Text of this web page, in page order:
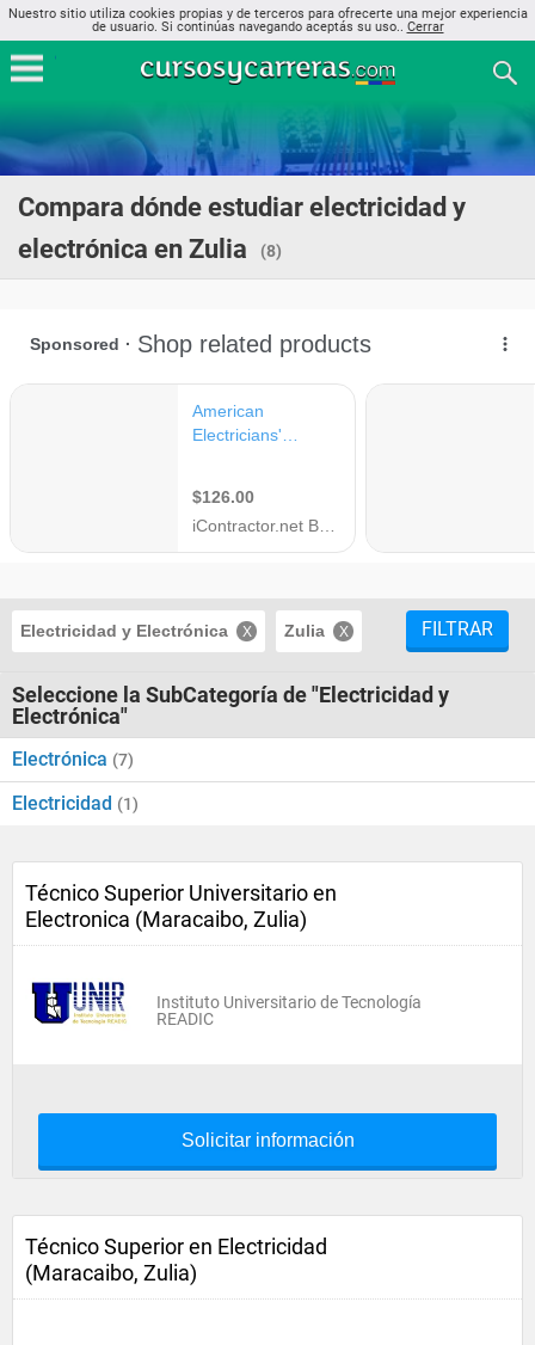
Nuestro sitio utiliza cookies propias y de terceros para ofrecerte una mejor experiencia
de usuario. Si continúas navegando aceptás su uso.. Cerrar
Compara dónde estudiar electricidad y
electrónica en Zulia
(8)
Electricidad y Electrónica Zulia FILTRAR
Seleccione la SubCategoría de "Electricidad y
Electrónica"
Electrónica (7)
Electricidad (1)
Técnico Superior Universitario en
Electronica (Maracaibo, Zulia)
Instituto Universitario de Tecnología
READIC
Solicitar información
Técnico Superior en Electricidad
(Maracaibo, Zulia)